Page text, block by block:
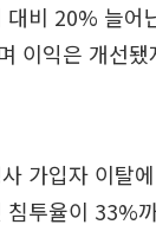
대비 20% 늘어
이익은 개선
가입자 이탈
침투율이 33%